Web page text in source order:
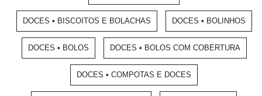
DOCES • BISCOITOS E BOLACHAS DOCES • BOLINHOS
DOCES • BOLOS DOCES • BOLOS COM COBERTURA
DOCES • COMPOTAS E DOCES